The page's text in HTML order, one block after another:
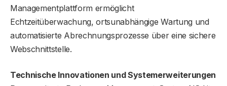
Managementplattform ermöglicht
Echtzeitüberwachung, ortsunabhängige Wartung und
automatisierte Abrechnungsprozesse über eine sichere
Webschnittstelle.
Technische Innovationen und Systemerweiterungen